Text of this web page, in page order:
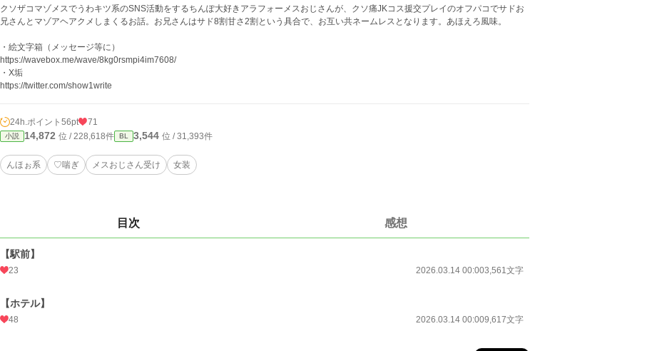
クソザコマゾメスでうわキツ系のSNS活動をするちんぽ大好きアラフォーメスおじさんが、クソ痛JKコス援交プレイのオフパコでサドお
兄さんとマゾアヘアクメしまくるお話。お兄さんはサド8割甘さ2割という具合で、お互い共ネームレスとなります。あほえろ風味。
・絵文字箱（メッセージ等に）
https://wavebox.me/wave/8kg0rsmpi4im7608/
・X垢
https://twitter.com/show1write
24h.ポイント 56pt 71
小説 14,872 位 / 228,618件 BL 3,544 位 / 31,393件
んほぉ系 ♡喘ぎ メスおじさん受け 女装
目次 感想
【駅前】
23 2026.03.14 00:003,561文字
【ホテル】
48 2026.03.14 00:009,617文字